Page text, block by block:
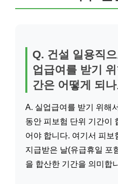
Q. 건설 일용직
업급여를 받기
간은 어떻게 되
A. 실업급여를 받기 위해
동안 피보험 단위 기간이
어야 합니다. 여기서 피보
지급받은 날(유급휴일 포
을 합산한 기간을 의미합